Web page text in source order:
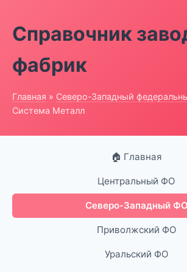
Справочник
фабрик
Главная » Северо-Западный
Система Металл
🏠 Главная
Центральный ФО
Северо-Западный ФО
Приволжский ФО
Уральский ФО